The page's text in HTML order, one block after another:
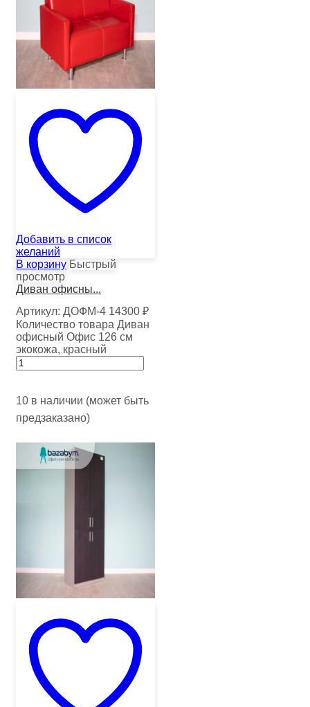
Добавить в список
желаний
В корзину Быстрый
просмотр
Диван офисны...
Артикул: ДОФМ-4 14300 ₽
Количество товара Диван
офисный Офис 126 см
экокожа, красный
10 в наличии (может быть
предзаказано)